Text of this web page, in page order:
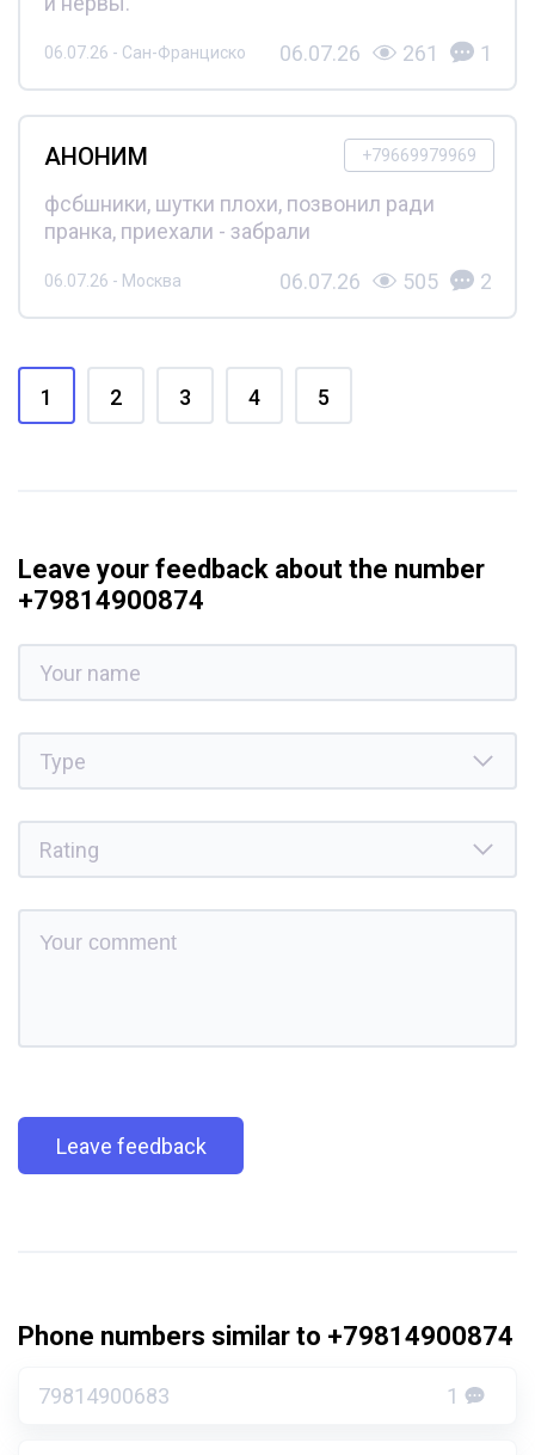
06.07.26 - Сан-Франциско 06.07.26 261 1
+79669979969
АНОНИМ
фсбшники, шутки плохи, позвонил ради
пранка, приехали - забрали
06.07.26 - Москва 06.07.26 505 2
1 2 3 4 5
Leave your feedback about the number
+79814900874
Leave feedback
Phone numbers similar to +79814900874
79814900683 1